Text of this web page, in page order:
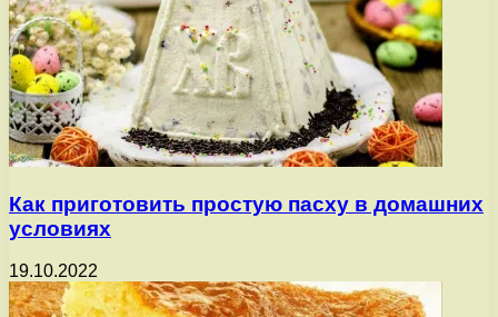
Как приготовить простую пасху в домашних
условиях
19.10.2022